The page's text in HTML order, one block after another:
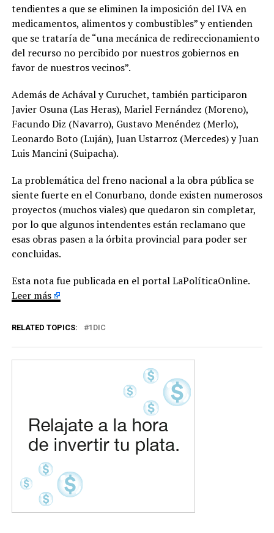
tendientes a que se eliminen la imposición del IVA en
medicamentos, alimentos y combustibles” y entienden
que se trataría de “una mecánica de redireccionamiento
del recurso no percibido por nuestros gobiernos en
favor de nuestros vecinos”.
Además de Achával y Curuchet, también participaron
Javier Osuna (Las Heras), Mariel Fernández (Moreno),
Facundo Diz (Navarro), Gustavo Menéndez (Merlo),
Leonardo Boto (Luján), Juan Ustarroz (Mercedes) y Juan
Luis Mancini (Suipacha).
La problemática del freno nacional a la obra pública se
siente fuerte en el Conurbano, donde existen numerosos
proyectos (muchos viales) que quedaron sin completar,
por lo que algunos intendentes están reclamano que
esas obras pasen a la órbita provincial para poder ser
concluidas.
Esta nota fue publicada en el portal LaPolíticaOnline.
Leer más
RELATED TOPICS: 1DIC